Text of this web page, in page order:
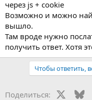
через js + cookie
Возможно и можно
вышло.
Там вроде нужно
получить ответ. Хотя
Чтобы ответить,
Поделиться: